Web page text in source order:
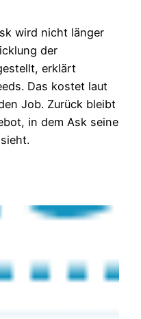
wird nicht länger
der
erklärt
Das kostet laut
Job. Zurück bleibt
in dem Ask seine